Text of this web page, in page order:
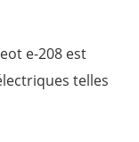
e-208 est
telles